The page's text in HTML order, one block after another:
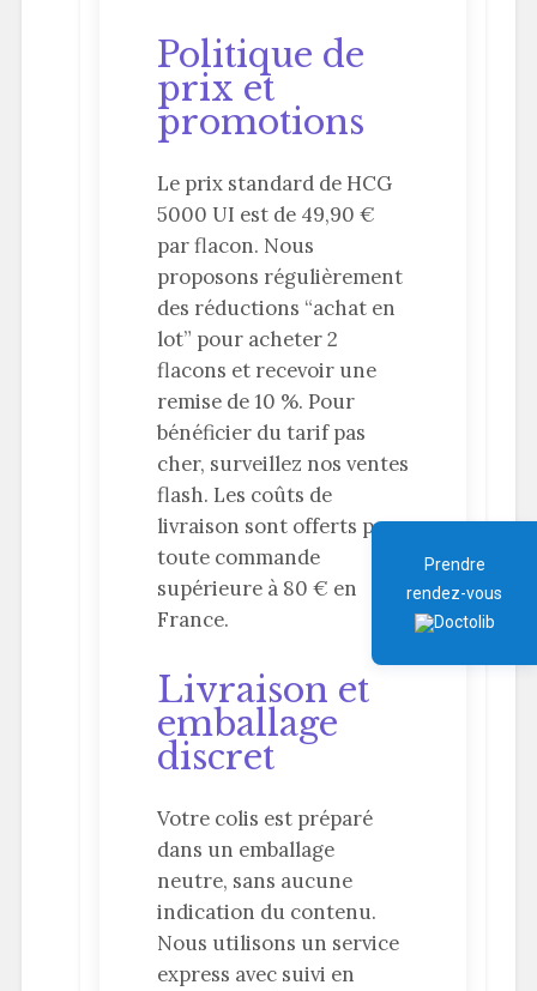
Politique de
prix et
promotions
Le prix standard de HCG
5000 UI est de 49,90 €
par flacon. Nous
proposons régulièrement
des réductions “achat en
lot” pour acheter 2
flacons et recevoir une
remise de 10 %. Pour
bénéficier du tarif pas
cher, surveillez nos ventes
flash. Les coûts de
livraison sont offerts pour
toute commande
supérieure à 80 € en
France.
Livraison et
emballage
discret
Votre colis est préparé
dans un emballage
neutre, sans aucune
indication du contenu.
Nous utilisons un service
express avec suivi en
Prendre
rendez-vous